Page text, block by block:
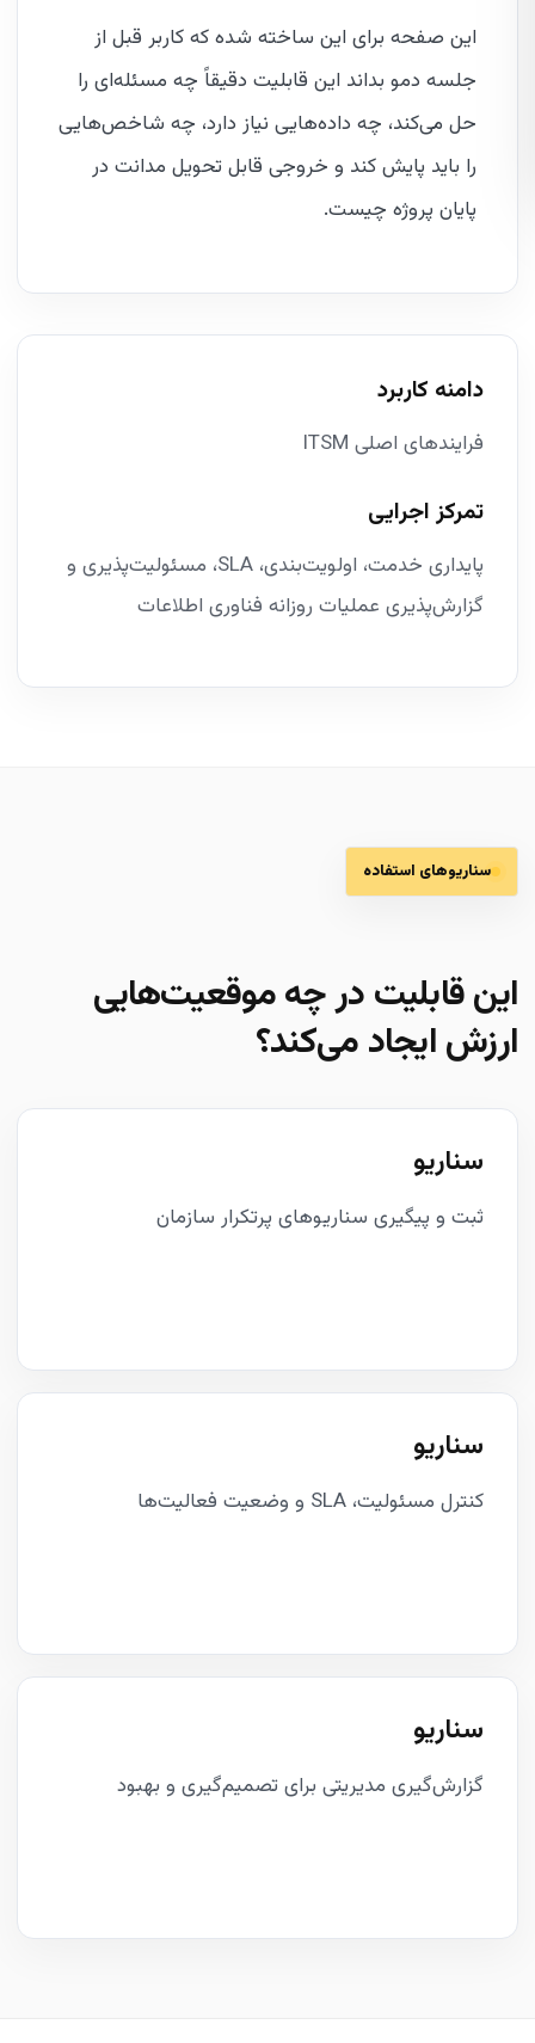
این صفحه برای این ساخته شده که کاربر قبل از
جلسه دمو بداند این قابلیت دقیقاً چه مسئله‌ای را
حل می‌کند، چه داده‌هایی نیاز دارد، چه شاخص‌هایی
را باید پایش کند و خروجی قابل تحویل مدانت در
پایان پروژه چیست.
دامنه کاربرد
فرایندهای اصلی ITSM
تمرکز اجرایی
پایداری خدمت، اولویت‌بندی، SLA، مسئولیت‌پذیری و
گزارش‌پذیری عملیات روزانه فناوری اطلاعات
سناریوهای استفاده
این قابلیت در چه موقعیت‌هایی
ارزش ایجاد می‌کند؟
سناریو
ثبت و پیگیری سناریوهای پرتکرار سازمان
سناریو
کنترل مسئولیت، SLA و وضعیت فعالیت‌ها
سناریو
گزارش‌گیری مدیریتی برای تصمیم‌گیری و بهبود